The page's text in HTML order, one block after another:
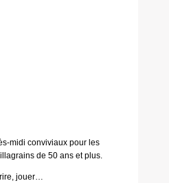
midi conviviaux pour les
de 50 ans et plus.
jouer…